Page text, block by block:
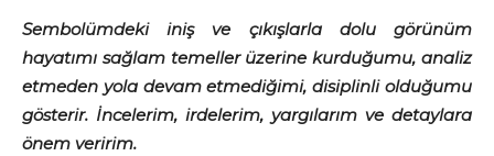
Sembolümdeki iniş ve çıkışlarla dolu görünüm
hayatımı sağlam temeller üzerine kurduğumu, analiz
etmeden yola devam etmediğimi, disiplinli olduğumu
gösterir. İncelerim, irdelerim, yargılarım ve detaylara
önem veririm.